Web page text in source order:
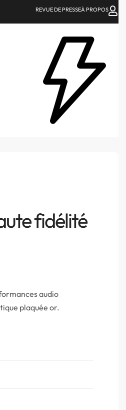
REVUE DE PRESSEÀ PROPOS
fidélité
audio
plaquée or.